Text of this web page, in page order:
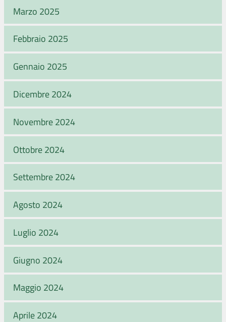
Marzo 2025
Febbraio 2025
Gennaio 2025
Dicembre 2024
Novembre 2024
Ottobre 2024
Settembre 2024
Agosto 2024
Luglio 2024
Giugno 2024
Maggio 2024
Aprile 2024